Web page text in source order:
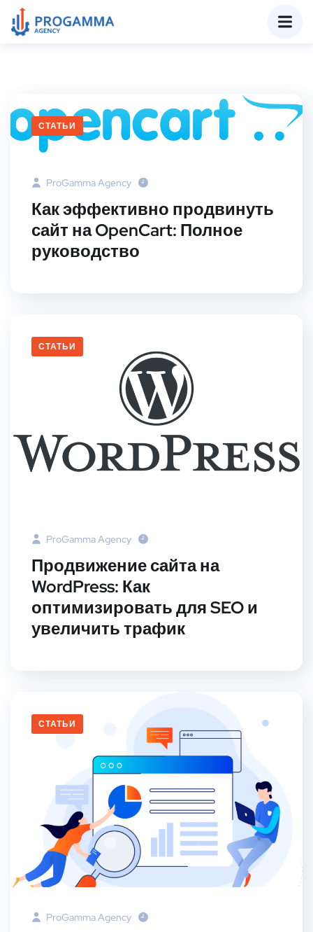
СТАТЬИ
ProGamma Agency
Как эффективно продвинуть
сайт на OpenCart: Полное
руководство
СТАТЬИ
ProGamma Agency
Продвижение сайта на
WordPress: Как
оптимизировать для SEO и
увеличить трафик
СТАТЬИ
ProGamma Agency